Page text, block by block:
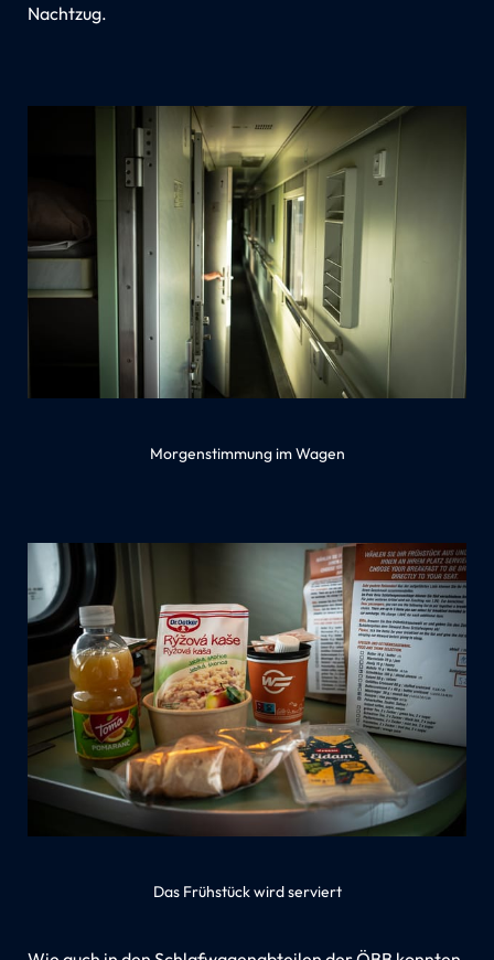
Nachtzug.
Morgenstimmung im Wagen
Das Frühstück wird serviert